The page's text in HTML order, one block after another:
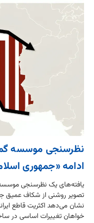
نظرسنجی موسسه
ادامه «جمهوری
تصویر روشنی از شکاف عمیق
نشان می‌دهد اکثریت قاطع
خواهان تغییرات اساسی در